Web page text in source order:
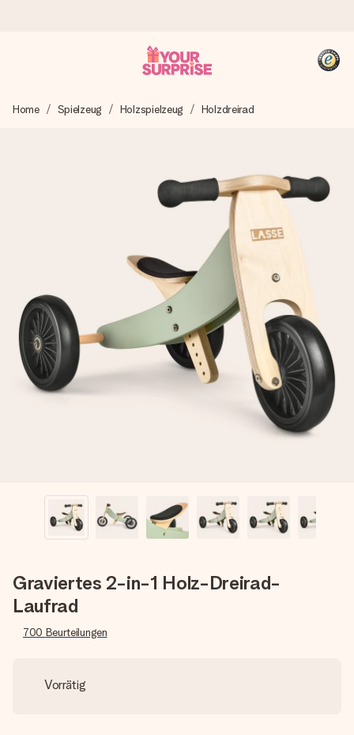
Wir bereiten dein Geschenk sorgfältig vor und schicken es
4,8 (basierend auf +15.000 Bewertungen)
Unsere Geschenke begeistern. Kunden bewerten uns mit
4,8 bei Google Reviews (Gesamtergebnis aller Länder, in
+49 39292 929695
Montag - Freitag : 8:30 - 17:00 Uhr
Samstag - Sonntag : 8:30 - 13:00 Uhr
Home Spielzeug Holzspielzeug Holzdreirad
Graviertes 2-in-1 Holz-Dreirad-
Laufrad
700 Beurteilungen
Vorrätig